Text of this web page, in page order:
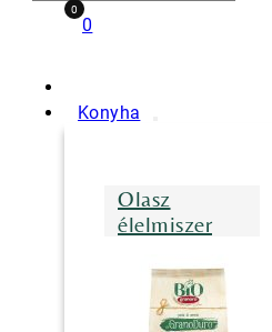
0
0
Konyha
Olasz
élelmiszer